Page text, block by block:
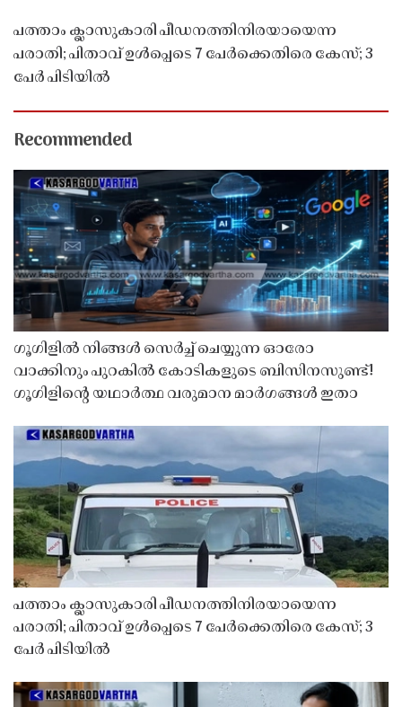
പത്താം ക്ലാസുകാരി പീഡനത്തിനിരയായെന്ന
പരാതി; പിതാവ് ഉൾപ്പെടെ 7 പേർക്കെതിരെ കേസ്; 3
പേർ പിടിയിൽ
Recommended
ഗൂഗിളിൽ നിങ്ങൾ സെർച്ച് ചെയ്യുന്ന ഓരോ
വാക്കിനും പുറകിൽ കോടികളുടെ ബിസിനസുണ്ട്!
ഗൂഗിളിന്റെ യഥാർത്ഥ വരുമാന മാർഗങ്ങൾ ഇതാ
പത്താം ക്ലാസുകാരി പീഡനത്തിനിരയായെന്ന
പരാതി; പിതാവ് ഉൾപ്പെടെ 7 പേർക്കെതിരെ കേസ്; 3
പേർ പിടിയിൽ